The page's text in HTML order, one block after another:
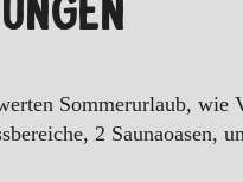
Sommerurlaub, wie
2 Saunaoasen,